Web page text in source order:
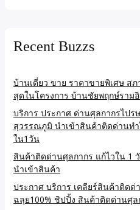
Recent Buzzs
บ้านเดี่ยว ขาย ราคาขายพิเศษ ส
สุดในโครงการ บ้านชัยพฤกษ์ราม
บริการ ประกาศ ด่านศุลกากรไป
สุวรรณภูมิ นำเข้าสินค้าติดด่านท
ใน1วัน
สินค้าติดด่านศุลกากร แก้ไวใน 1
นำเข้าสินค้า
ประกาศ บริการ เคลียร์สินค้าติด
ฉลุย100% ชิปปิ้ง สินค้าติดด่านศุล